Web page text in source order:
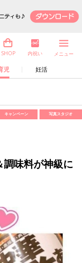
児 妊活
SHOP 内祝い メニュー
キャンペーン 写真スタジオ
調味料が神級に